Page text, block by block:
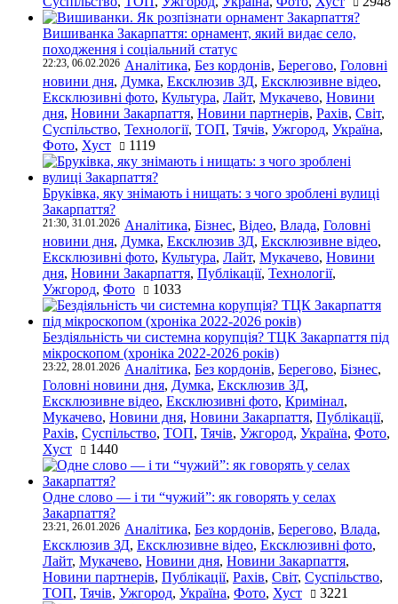
Вишиванка Закарпаття: орнамент, який видає село,
походження і соціальний статус
22:23, 06.02.2026 Аналітика, Без кордонів, Берегово, Головні
новини дня, Думка, Ексклюзив ЗД, Ексклюзивне відео,
Ексклюзивні фото, Культура, Лайт, Мукачево, Новини
дня, Новини Закарпаття, Новини партнерів, Рахів, Світ,
Суспільство, Технології, ТОП, Тячів, Ужгород, Україна,
Фото, Хуст 1119
Бруківка, яку знімають і нищать: з чого зроблені вулиці
Закарпаття?
21:30, 31.01.2026 Аналітика, Бізнес, Відео, Влада, Головні
новини дня, Думка, Ексклюзив ЗД, Ексклюзивне відео,
Ексклюзивні фото, Культура, Лайт, Мукачево, Новини
дня, Новини Закарпаття, Публікації, Технології,
Ужгород, Фото 1033
Бездіяльність чи системна корупція? ТЦК Закарпаття під
мікроскопом (хроніка 2022-2026 років)
23:22, 28.01.2026 Аналітика, Без кордонів, Берегово, Бізнес,
Головні новини дня, Думка, Ексклюзив ЗД,
Ексклюзивне відео, Ексклюзивні фото, Кримінал,
Мукачево, Новини дня, Новини Закарпаття, Публікації,
Рахів, Суспільство, ТОП, Тячів, Ужгород, Україна, Фото,
Хуст
1440
Одне слово — і ти “чужий”: як говорять у селах
Закарпаття?
23:21, 26.01.2026 Аналітика, Без кордонів, Берегово, Влада,
Ексклюзив ЗД, Ексклюзивне відео, Ексклюзивні фото,
Лайт, Мукачево, Новини дня, Новини Закарпаття,
Новини партнерів, Публікації, Рахів, Світ, Суспільство,
ТОП, Тячів, Ужгород, Україна, Фото, Хуст 3221